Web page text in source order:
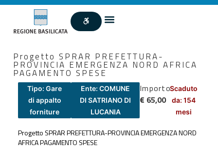
Progetto SPRAR PREFETTURA-
PROVINCIA EMERGENZA NORD AFRICA
PAGAMENTO SPESE
Tipo: Gare
di appalto
forniture
Ente: COMUNE
DI SATRIANO DI
LUCANIA
Importo
€ 65,00
Scaduto
da: 154
mesi
Progetto SPRAR PREFETTURA-PROVINCIA EMERGENZA NORD
AFRICA PAGAMENTO SPESE